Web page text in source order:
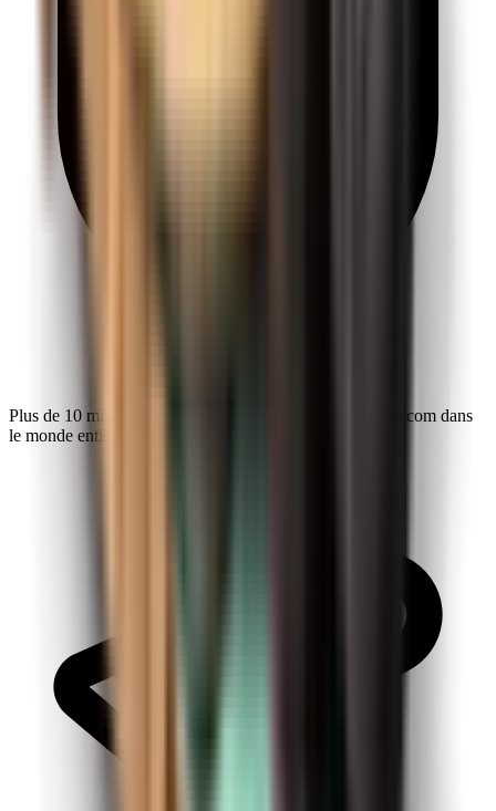
Plus de 10 millions d’explorateurs font confiance à Kiwi.com dans
le monde entier.